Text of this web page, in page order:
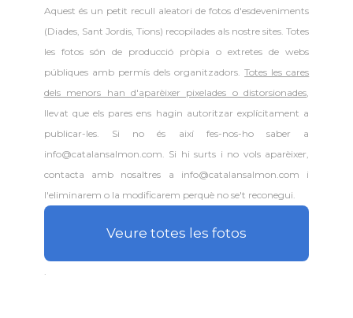
Aquest és un petit recull aleatori defotos d'esdeveniments
(Diades, Sant Jordis, Tions) recopilades als nostre sites. Totes
les fotos són de producció pròpia o extretes de webs
públiques amb permís dels organitzadors.Totes les cares
dels menors han d'aparèixer pixelades o distorsionades,
llevat que els pares ens hagin autoritzar explícitament a
publicar-les. Si no és així fes-nos-ho saber a
info@catalansalmon.com. Si hi surts i no vols aparèixer,
contacta amb nosaltres a info@catalansalmon.com i
l'eliminarem o la modificarem perquè no se't reconegui.
Veure totes les fotos